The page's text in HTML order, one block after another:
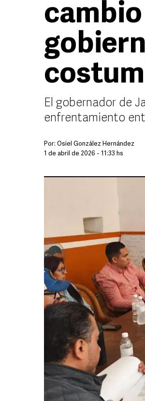
El gobernador de
enfrentamiento
Por: Osiel González Hernández
1 de abril de 2026 - 11:33 hs